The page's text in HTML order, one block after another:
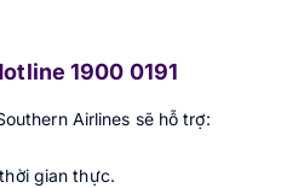
1900 0191
Airlines sẽ hỗ trợ:
gian thực.